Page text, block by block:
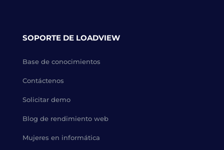
SOPORTE DE LOADVIEW
Base de conocimientos
Contáctenos
Solicitar demo
Blog de rendimiento web
Mujeres en informática